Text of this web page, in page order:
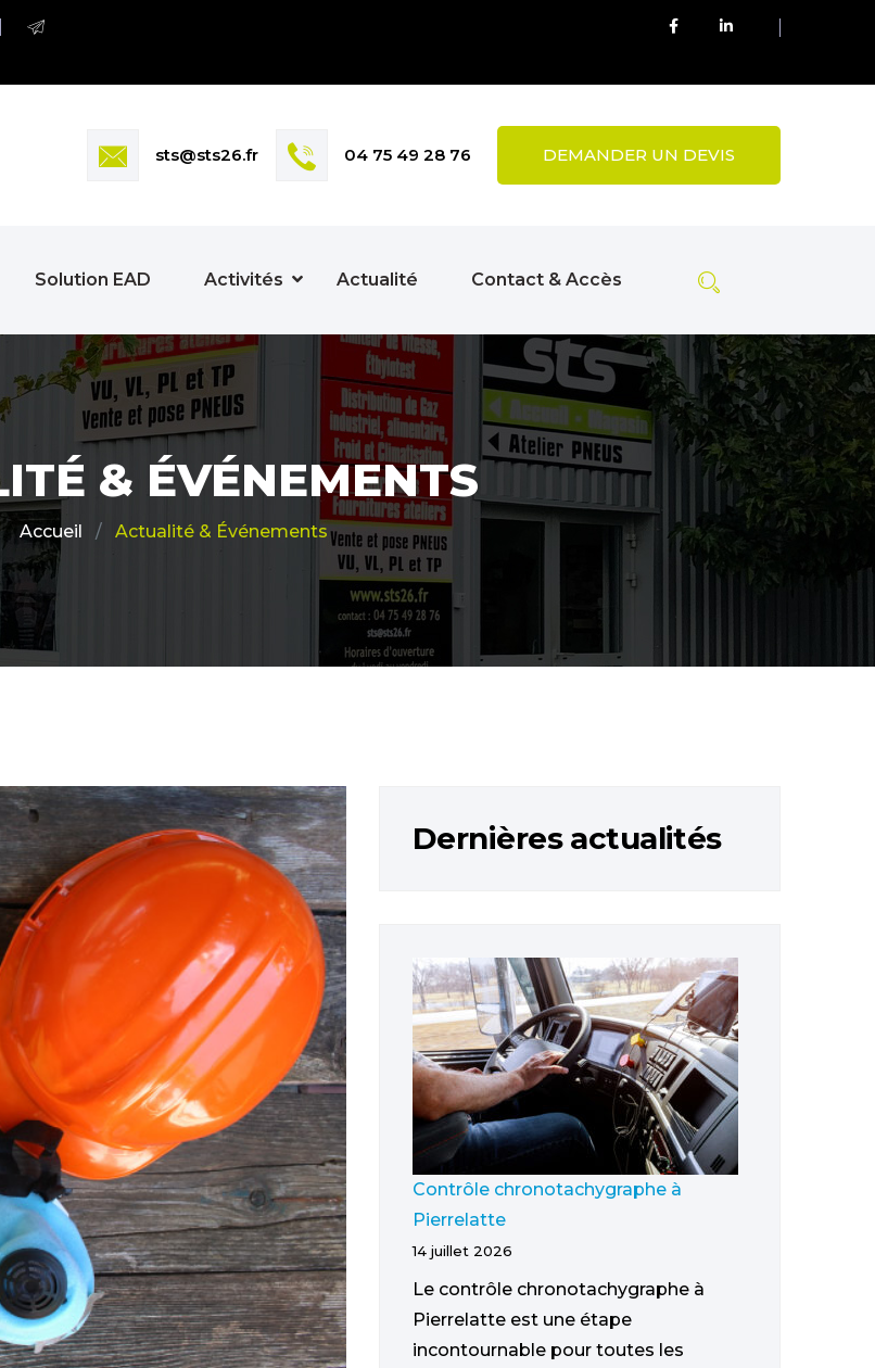
sts@sts26.fr 04 75 49 28 76 DEMANDER UN DEVIS
Solution EAD Activités Actualité Contact & Accès
& ÉVÉNEMENTS
Actualité & Événements
Dernières actualités
Contrôle chronotachygraphe à
Pierrelatte
14 juillet 2026
Le contrôle chronotachygraphe à
Pierrelatte est une étape
incontournable pour toutes les